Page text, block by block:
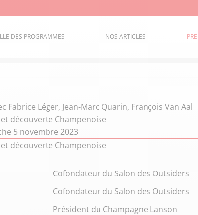
DES PROGRAMMES NOS ARTICLES
Fabrice Léger, Jean-Marc Quarin, François Van Aal
découverte Champenoise
5 novembre 2023
découverte Champenoise
Cofondateur du Salon des Outsiders
Cofondateur du Salon des Outsiders
Président du Champagne Lanson